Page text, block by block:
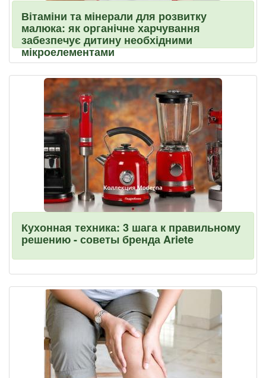
Вітаміни та мінерали для розвитку
малюка: як органічне харчування
забезпечує дитину необхідними
мікроелементами
Кухонная техника: 3 шага к правильному
решению - советы бренда Ariete